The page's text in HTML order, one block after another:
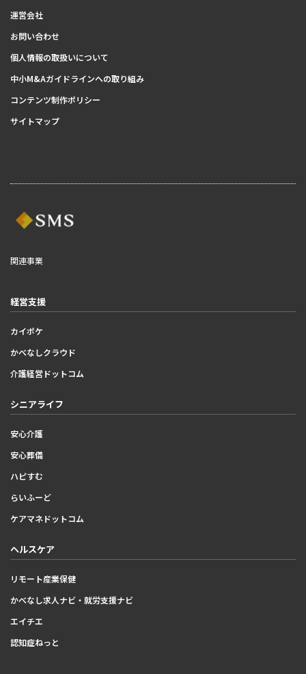
運営会社
お問い合わせ
個人情報の取扱いについて
中小M&Aガイドラインへの取り組み
コンテンツ制作ポリシー
サイトマップ
関連事業
経営支援
カイポケ
かべなしクラウド
介護経営ドットコム
シニアライフ
安心介護
安心葬儀
ハピすむ
らいふーど
ケアマネドットコム
ヘルスケア
リモート産業保健
かべなし求人ナビ・就労支援ナビ
エイチエ
認知症ねっと